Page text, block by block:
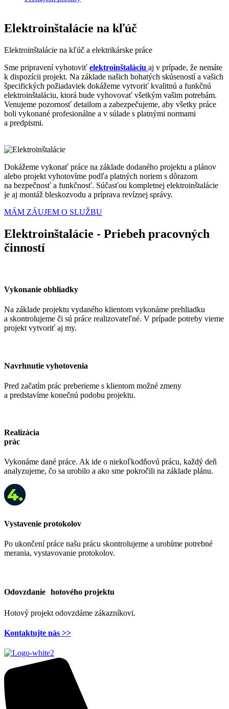
Elektroinštalácie na kľúč
Elektroinštalácie na kľúč a elektrikárske práce
Sme pripravení vyhotoviť elektroinštaláciu aj v prípade, že nemáte
k dispozícii projekt. Na základe našich bohatých skúseností a vašich
špecifických požiadaviek dokážeme vytvoriť kvalitnú a funkčnú
elektroinštaláciu, ktorá bude vyhovovať všetkým vašim potrebám.
Venujeme pozornosť detailom a zabezpečujeme, aby všetky práce
boli vykonané profesionálne a v súlade s platnými normami
a predpismi.
Dokážeme vykonať práce na základe dodaného projektu a plánov
alebo projekt vyhotovíme podľa platných noriem s dôrazom
na bezpečnosť a funkčnosť. Súčasťou kompletnej elektroinštalácie
je aj montáž bleskozvodu a príprava revíznej správy.
MÁM ZÁUJEM O SLUŽBU
Elektroinštalácie - Priebeh pracovných
činností
Vykonanie obhliadky
Na základe projektu vydaného klientom vykonáme prehliadku
a skontrolujeme či sú práce realizovateľné. V prípade potreby vieme
projekt vytvoriť aj my.
Navrhnutie vyhotovenia
Pred začatím prác preberieme s klientom možné zmeny
a predstavíme konečnú podobu projektu.
Realizácia
prác
Vykonáme dané práce. Ak ide o niekoľkodňovú prácu, každý deň
analyzujeme, čo sa urobilo a ako sme pokročili na základe plánu.
Vystavenie protokolov
Po ukončení práce našu prácu skontrolujeme a urobíme potrebné
merania, vystavovanie protokolov.
Odovzdanie hotového projektu
Hotový projekt odovzdáme zákazníkovi.
Kontaktujte nás >>